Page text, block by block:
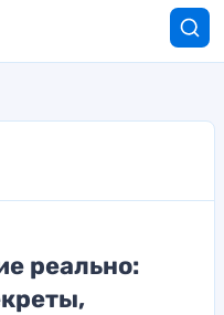
реально: